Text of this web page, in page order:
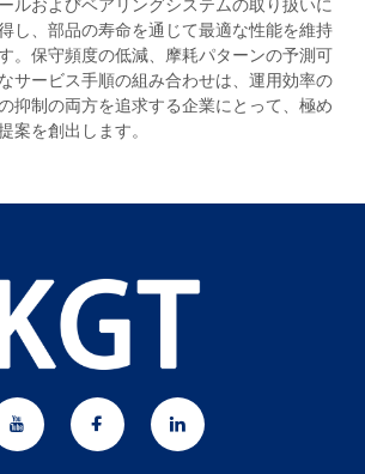
ルおよびベアリングシステムの取り扱いに
し、部品の寿命を通じて最適な性能を維持
。保守頻度の低減、摩耗パターンの予測可
サービス手順の組み合わせは、運用効率の
抑制の両方を追求する企業にとって、極め
案を創出します。